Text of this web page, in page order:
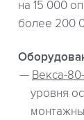
на 15 000
более 200
Векса-
уровня